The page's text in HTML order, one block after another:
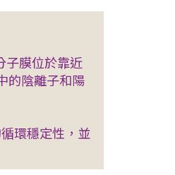
子膜位於靠近
的陰離子和陽
環穩定性，並